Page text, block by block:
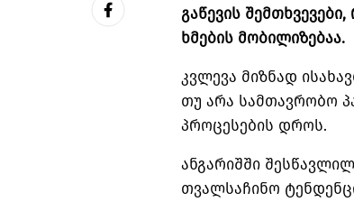
გაწევის
ხმების მობილიზებაა.
კვლევა მიზნად
თუ არა სამთავრობო
პროცესების დროს.
ანგარიშში
თვალსაჩინო